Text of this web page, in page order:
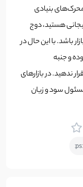
بنیادی
هستید، دوج
باشد. با این حال در
و جنبه
ندهید. در بازارهای
سود و زیان